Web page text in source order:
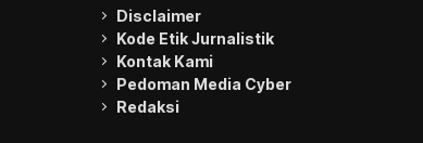
Disclaimer
Kode Etik Jurnalistik
Kontak Kami
Pedoman Media Cyber
Redaksi